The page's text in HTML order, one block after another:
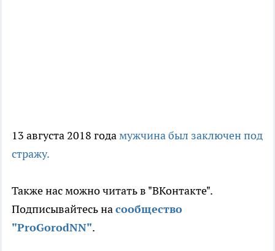
13 августа 2018 годамужчина был заключен под
стражу.
Также нас можно читать в "ВКонтакте".
Подписывайтесь насообщество
"ProGorodNN".